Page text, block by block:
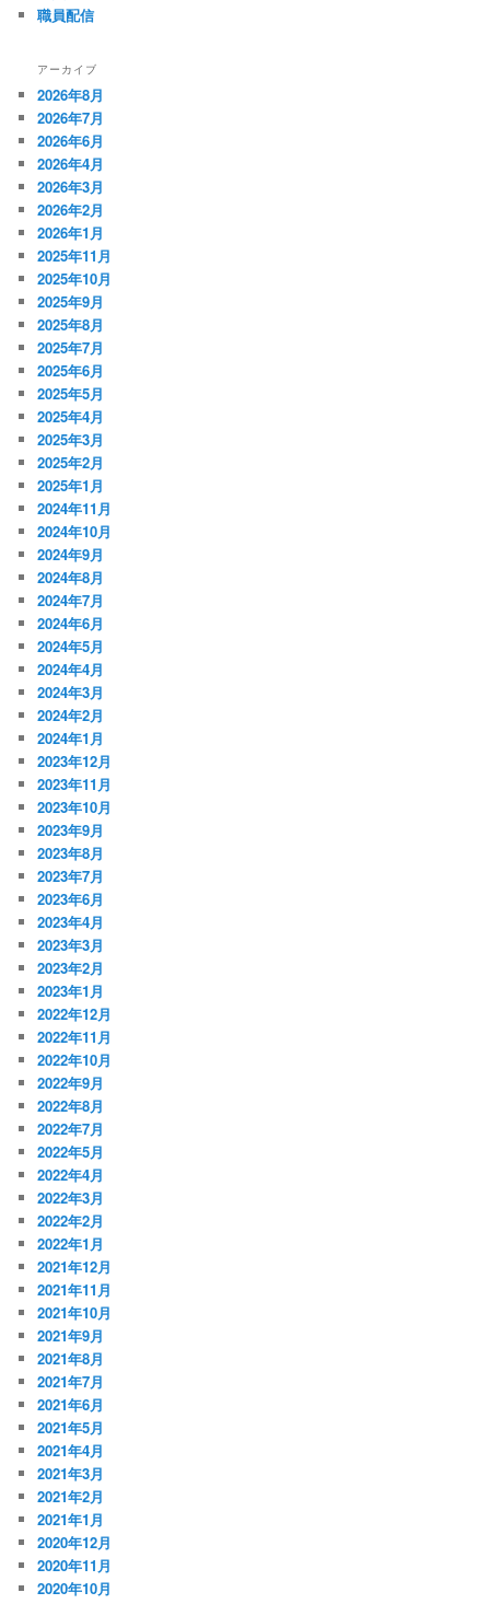
職員配信
アーカイブ
2026年8月
2026年7月
2026年6月
2026年4月
2026年3月
2026年2月
2026年1月
2025年11月
2025年10月
2025年9月
2025年8月
2025年7月
2025年6月
2025年5月
2025年4月
2025年3月
2025年2月
2025年1月
2024年11月
2024年10月
2024年9月
2024年8月
2024年7月
2024年6月
2024年5月
2024年4月
2024年3月
2024年2月
2024年1月
2023年12月
2023年11月
2023年10月
2023年9月
2023年8月
2023年7月
2023年6月
2023年4月
2023年3月
2023年2月
2023年1月
2022年12月
2022年11月
2022年10月
2022年9月
2022年8月
2022年7月
2022年5月
2022年4月
2022年3月
2022年2月
2022年1月
2021年12月
2021年11月
2021年10月
2021年9月
2021年8月
2021年7月
2021年6月
2021年5月
2021年4月
2021年3月
2021年2月
2021年1月
2020年12月
2020年11月
2020年10月